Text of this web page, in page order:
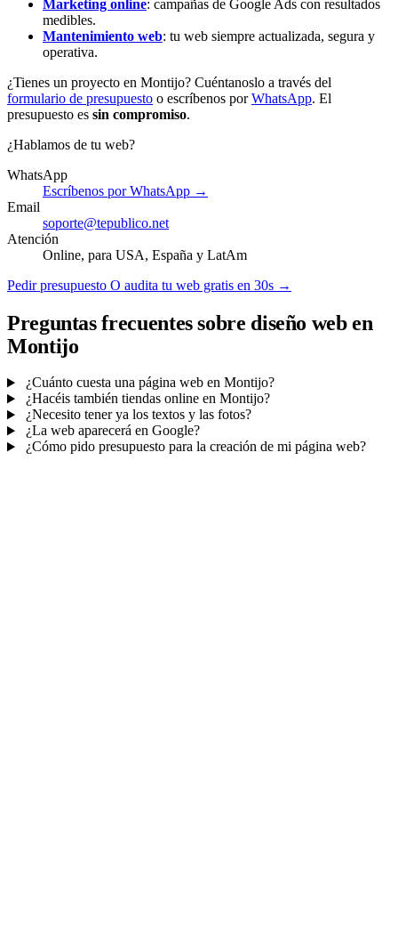
Marketing online: campañas de Google Ads con resultados
medibles.
Mantenimiento web: tu web siempre actualizada, segura y
operativa.
¿Tienes un proyecto en Montijo? Cuéntanoslo a través del
formulario de presupuesto o escríbenos porWhatsApp. El
presupuesto es sin compromiso.
¿Hablamos de tu web?
WhatsApp
Escríbenos por WhatsApp →
Email
soporte@tepublico.net
Atención
Online, para USA, España y LatAm
Pedir presupuesto O audita tu web gratis en 30s →
Preguntas frecuentes sobre diseño web en
Montijo
¿Cuánto cuesta una página web en Montijo?
¿Hacéis también tiendas online en Montijo?
¿Necesito tener ya los textos y las fotos?
¿La web aparecerá en Google?
¿Cómo pido presupuesto para la creación de mi página web?